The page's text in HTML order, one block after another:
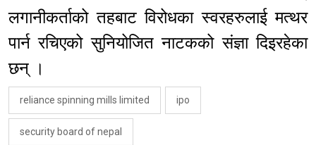
लगानीकर्ताको तहबाट विरोधका स्वरहरुलाई मत्थर
पार्न रचिएको सुनियोजित नाटकको संज्ञा दिइरहेका
छन् ।
reliance spinning mills limited ipo
security board of nepal